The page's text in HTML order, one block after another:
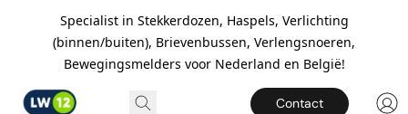
Specialist in Stekkerdozen, Haspels, Verlichting
(binnen/buiten), Brievenbussen, Verlengsnoeren,
Bewegingsmelders voor Nederland en België!
Contact